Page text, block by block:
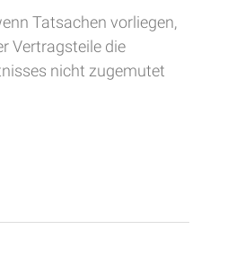
Tatsachen vorliegen,
Vertragsteile die
nicht zugemutet